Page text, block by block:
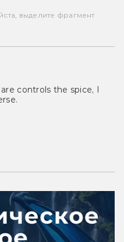
выделите фрагмент
controls the spice, I